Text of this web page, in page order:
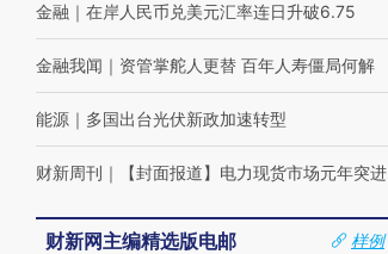
金融 ｜ 在岸人民币兑美元汇率连日升破6.75
金融我闻 ｜ 资管掌舵人更替 百年人寿僵局何解
能源 ｜ 多国出台光伏新政加速转型
财新周刊 ｜ 【封面报道】电力现货市场元年突进
财新网主编精选版电邮
样例